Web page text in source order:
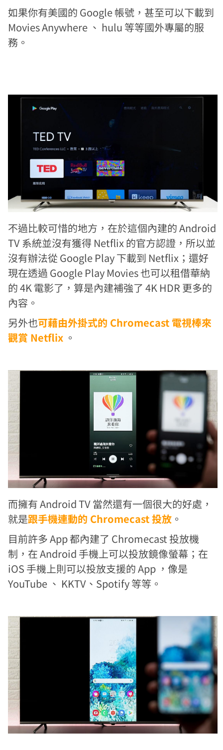
如果你有美國的 Google 帳號，甚至可以下載到
Movies Anywhere 、 hulu 等等國外專屬的服
務。
不過比較可惜的地方，在於這個內建的 Android
TV 系統並沒有獲得 Netflix 的官方認證，所以並
沒有辦法從 Google Play 下載到 Netflix；還好
現在透過 Google Play Movies 也可以租借華納
的 4K 電影了，算是內建補強了 4K HDR 更多的
內容。
另外也可藉由外掛式的 Chromecast 電視棒來
觀賞 Netflix 。
而擁有 Android TV 當然還有一個很大的好處，
就是跟手機連動的 Chromecast 投放 。
目前許多 App 都內建了 Chromecast 投放機
制，在 Android 手機上可以投放鏡像螢幕；在
iOS 手機上則可以投放支援的 App ，像是
YouTube 、 KKTV、Spotify 等等。